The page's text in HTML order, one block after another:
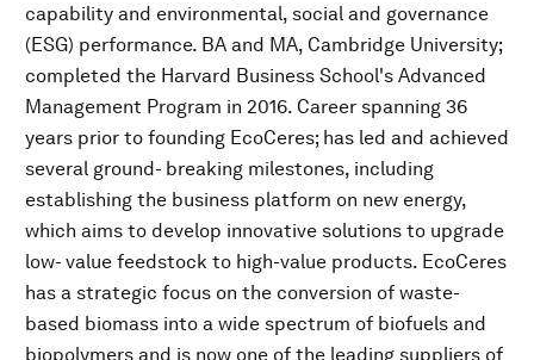
capability and environmental, social and governance
(ESG) performance. BA and MA, Cambridge University;
completed the Harvard Business School's Advanced
Management Program in 2016. Career spanning 36
years prior to founding EcoCeres; has led and achieved
several ground- breaking milestones, including
establishing the business platform on new energy,
which aims to develop innovative solutions to upgrade
low- value feedstock to high-value products. EcoCeres
has a strategic focus on the conversion of waste-
based biomass into a wide spectrum of biofuels and
biopolymers and is now one of the leading suppliers of